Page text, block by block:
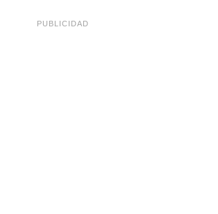
PUBLICIDAD